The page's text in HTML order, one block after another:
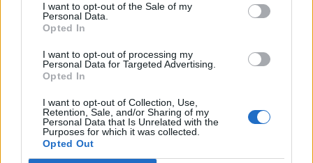
I want to opt-out of the Sale of my
Personal Data.
Opted In
I want to opt-out of processing my
Personal Data for Targeted Advertising.
Opted In
I want to opt-out of Collection, Use,
Retention, Sale, and/or Sharing of my
Personal Data that Is Unrelated with the
Purposes for which it was collected.
Opted Out
Ελληνική Αναπτυξιακή Τράπεζα: Με «προίκα» 2 δισ. ευρώ ανοίγει
δρόμο για δάνεια έως 5 δισ. σε μικρομεσαίες
Β.Σ. Καρούλιας: Τζίρος 98,7
εκατ. ευρώ και αύξηση κερδών
57% - Τα νέα στοιχήματα σε
low & non alcohol
Deloitte Ελλάδος:
Χρηματοοικονομικός
σύμβουλος της ΔΕΗ για την
ενέργειας